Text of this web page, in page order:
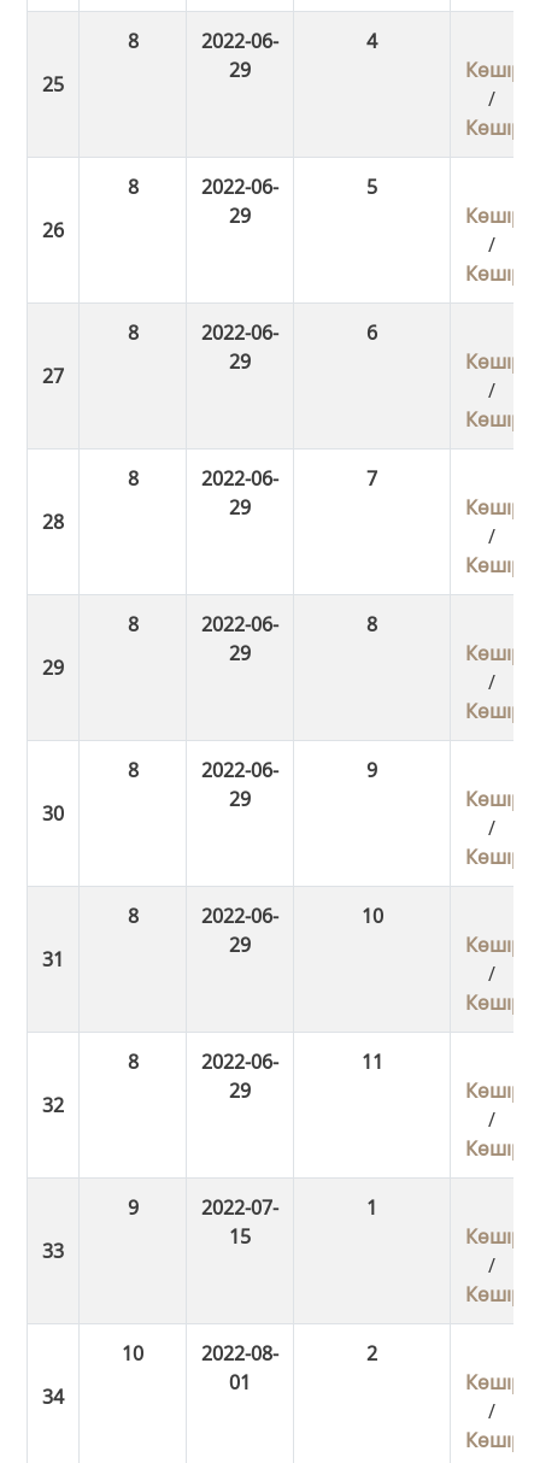
8
2022-06-
29
4
Көшіру
/
Көшіру
8
2022-06-
29
5
Көшіру
/
Көшіру
8
2022-06-
29
6
Көшіру
/
Көшіру
8
2022-06-
29
7
Көшіру
/
Көшіру
8
2022-06-
29
8
Көшіру
/
Көшіру
8
2022-06-
29
9
Көшіру
/
Көшіру
8
2022-06-
29
10
Көшіру
/
Көшіру
8
2022-06-
29
11
Көшіру
/
Көшіру
9
2022-07-
15
1
Көшіру
/
Көшіру
10
2022-08-
01
2
Көшіру
/
Көшіру